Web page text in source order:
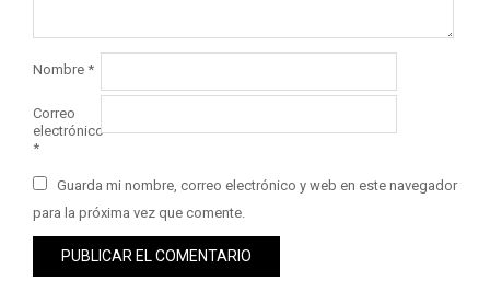
Nombre *
Correo
electrónico
*
Guarda mi nombre, correo electrónico y web en este navegador
para la próxima vez que comente.